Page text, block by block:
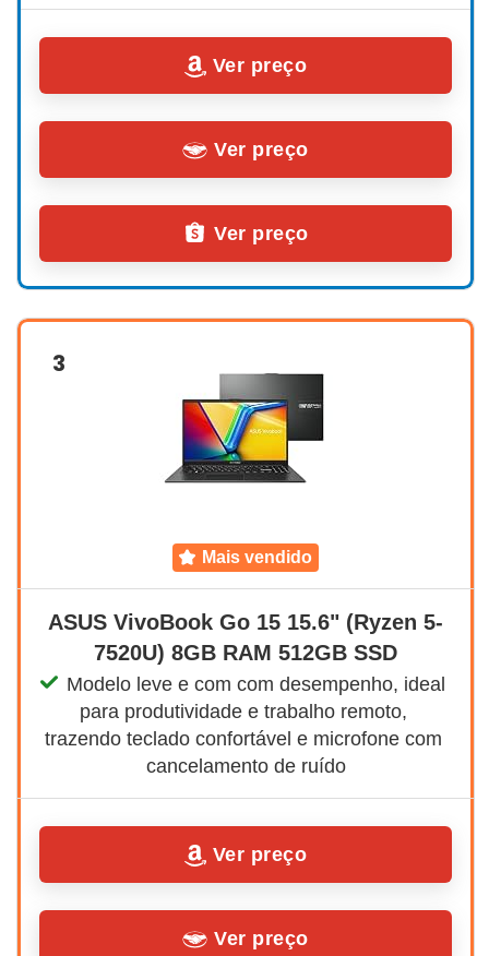
Ver preço
Ver preço
Ver preço
3
mais vendido
ASUS VivoBook Go 15 15.6" (Ryzen 5-
7520U) 8GB RAM 512GB SSD
Modelo leve e com com desempenho, ideal
para produtividade e trabalho remoto,
trazendo teclado confortável e microfone com
cancelamento de ruído
Ver preço
Ver preço